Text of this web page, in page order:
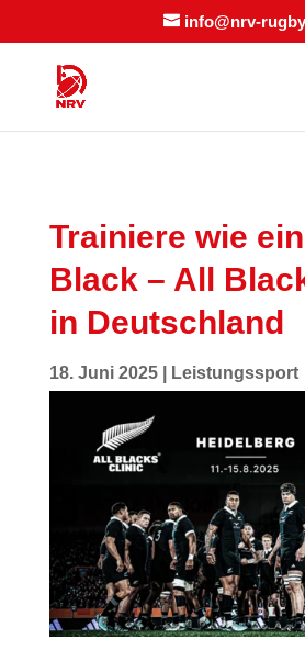
info@nrv-
Trainiere wie
Black – All
in Deutschland
18. Juni 2025| Leistungssport